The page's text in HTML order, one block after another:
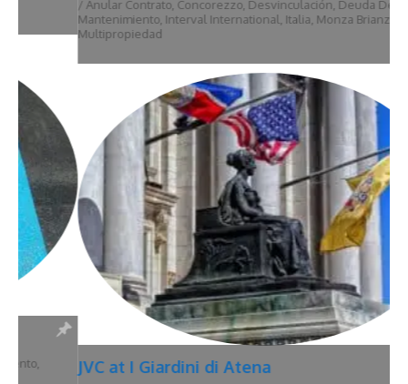
Anular Contrato,Concorezzo,Desvinculación,Deuda De
Mantenimiento,Interval International,Italia,Monza Brianza,
Multipropiedad
JVC at I Giardini di Atena